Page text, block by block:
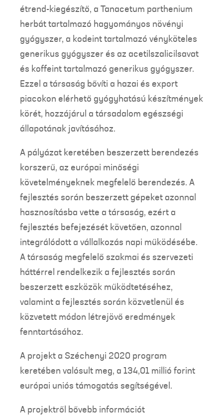
étrend-kiegészítő, a Tanacetum parthenium
herbát tartalmazó hagyományos növényi
gyógyszer, a kodeint tartalmazó vényköteles
generikus gyógyszer és az acetilszalicilsavat
és koffeint tartalmazó generikus gyógyszer.
Ezzel a társaság bővíti a hazai és export
piacokon elérhető gyógyhatású készítmények
körét, hozzájárul a társadalom egészségi
állapotának javításához.
A pályázat keretében beszerzett berendezés
korszerű, az európai minőségi
követelményeknek megfelelő berendezés. A
fejlesztés során beszerzett gépeket azonnal
hasznosításba vette a társaság, ezért a
fejlesztés befejezését követően, azonnal
integrálódott a vállalkozás napi működésébe.
A társaság megfelelő szakmai és szervezeti
háttérrel rendelkezik a fejlesztés során
beszerzett eszközök működtetéséhez,
valamint a fejlesztés során közvetlenül és
közvetett módon létrejövő eredmények
fenntartásához.
A projekt a Széchenyi 2020 program
keretében valósult meg, a 134,01 millió forint
európai uniós támogatás segítségével.
A projektről bővebb információt